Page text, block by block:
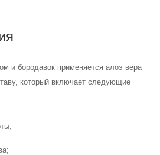
и бородавок применяется алоэ вера
который включает следующие